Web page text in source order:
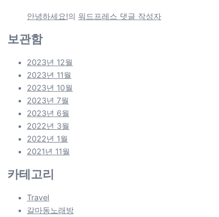
안녕하세요!의 워드프레스 댓글 작성자
보관함
2023년 12월
2023년 11월
2023년 10월
2023년 7월
2023년 6월
2022년 3월
2022년 1월
2021년 11월
카테고리
Travel
갈마동노래방